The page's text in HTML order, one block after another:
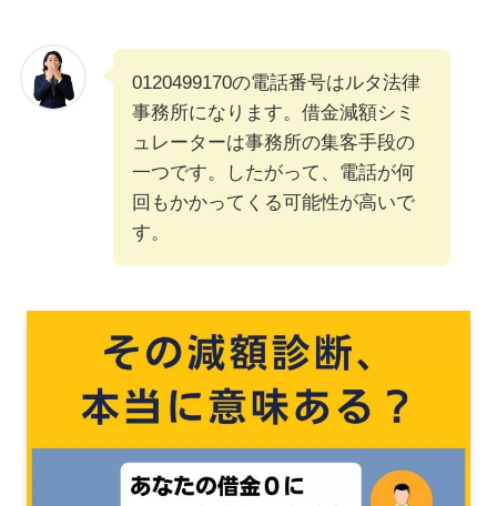
0120499170の電話番号はルタ法律
事務所になります。借金減額シミ
ュレーターは事務所の集客手段の
一つです。したがって、電話が何
回もかかってくる可能性が高いで
す。